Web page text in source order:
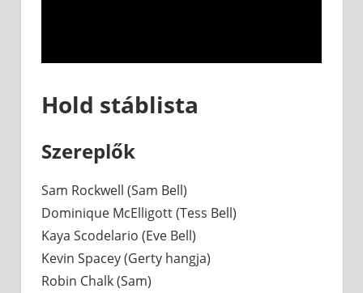
Hold stáblista
Szereplők
Sam Rockwell (Sam Bell)
Dominique McElligott (Tess Bell)
Kaya Scodelario (Eve Bell)
Kevin Spacey (Gerty hangja)
Robin Chalk (Sam)